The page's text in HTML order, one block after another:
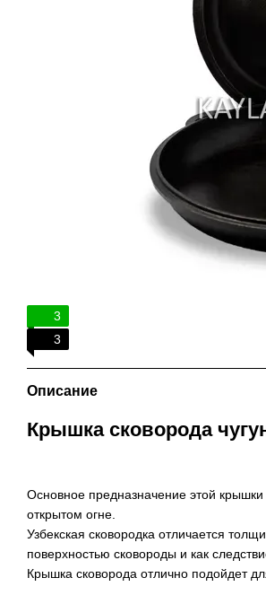
3
3
Описание
Крышка сковорода
Основное предназначение этой
открытом огне.
Узбекская сковородка отличается
поверхностью сковороды и как
Крышка сковорода отлично подойдет